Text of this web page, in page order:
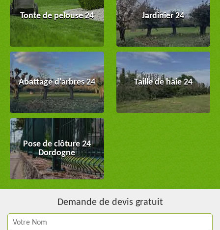
Tonte de pelouse 24 Jardinier 24
Abattage d'arbres 24 Taille de haie 24
Pose de clôture 24
Dordogne
Demande de devis gratuit